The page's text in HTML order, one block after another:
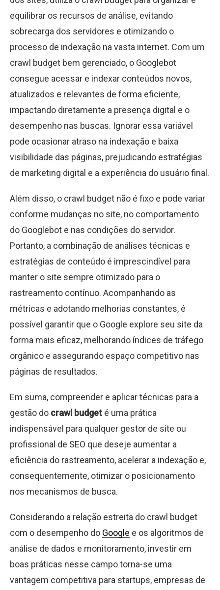
equilibrar os recursos de análise, evitando
sobrecarga dos servidores e otimizando o
processo de indexação na vasta internet. Com um
crawl budget bem gerenciado, o Googlebot
consegue acessar e indexar conteúdos novos,
atualizados e relevantes de forma eficiente,
impactando diretamente a presença digital e o
desempenho nas buscas. Ignorar essa variável
pode ocasionar atraso na indexação e baixa
visibilidade das páginas, prejudicando estratégias
de marketing digital e a experiência do usuário final.
Além disso, o crawl budget não é fixo e pode variar
conforme mudanças no site, no comportamento
do Googlebot e nas condições do servidor.
Portanto, a combinação de análises técnicas e
estratégias de conteúdo é imprescindível para
manter o site sempre otimizado para o
rastreamento contínuo. Acompanhando as
métricas e adotando melhorias constantes, é
possível garantir que o Google explore seu site da
forma mais eficaz, melhorando índices de tráfego
orgânico e assegurando espaço competitivo nas
páginas de resultados.
Em suma, compreender e aplicar técnicas para a
gestão do crawl budget é uma prática
indispensável para qualquer gestor de site ou
profissional de SEO que deseje aumentar a
eficiência do rastreamento, acelerar a indexação e,
consequentemente, otimizar o posicionamento
nos mecanismos de busca.
Considerando a relação estreita do crawl budget
com o desempenho do Google e os algoritmos de
análise de dados e monitoramento, investir em
boas práticas nesse campo torna-se uma
vantagem competitiva para startups, empresas de